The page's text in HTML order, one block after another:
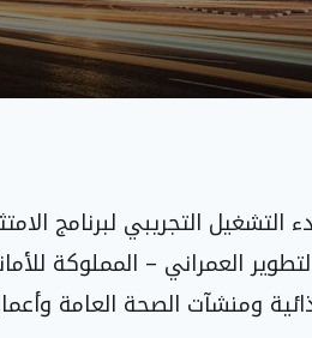
التجريبي لبرنامج
العمراني – المملوكة
ومنشآت الصحة العامة